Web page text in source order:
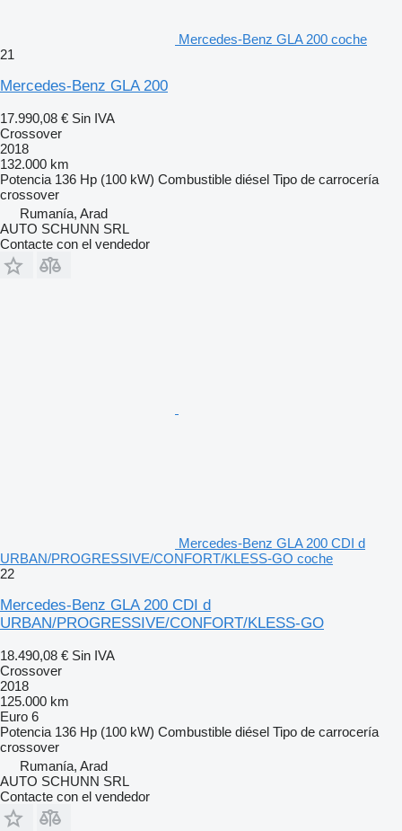
Mercedes-Benz GLA 200 coche
21
Mercedes-Benz GLA 200
17.990,08 € Sin IVA
Crossover
2018
132.000 km
Potencia 136 Hp (100 kW) Combustible diésel Tipo de carrocería
crossover
Rumanía, Arad
AUTO SCHUNN SRL
Contacte con el vendedor
Mercedes-Benz GLA 200 CDI d
URBAN/PROGRESSIVE/CONFORT/KLESS-GO coche
22
Mercedes-Benz GLA 200 CDI d
URBAN/PROGRESSIVE/CONFORT/KLESS-GO
18.490,08 € Sin IVA
Crossover
2018
125.000 km
Euro 6
Potencia 136 Hp (100 kW) Combustible diésel Tipo de carrocería
crossover
Rumanía, Arad
AUTO SCHUNN SRL
Contacte con el vendedor